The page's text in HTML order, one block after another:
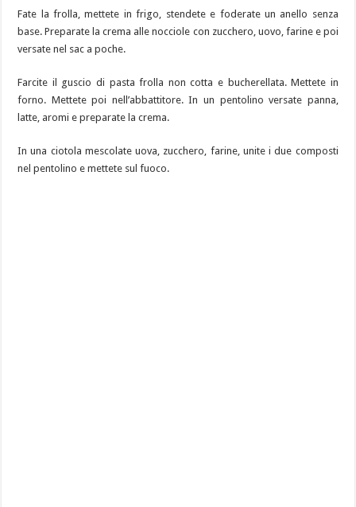
Fate la frolla, mettete in frigo, stendete e foderate un anello senza
base. Preparate la crema alle nocciole con zucchero, uovo, farine e poi
versate nel sac a poche.
Farcite il guscio di pasta frolla non cotta e bucherellata. Mettete in
forno. Mettete poi nell’abbattitore. In un pentolino versate panna,
latte, aromi e preparate la crema.
In una ciotola mescolate uova, zucchero, farine, unite i due composti
nel pentolino e mettete sul fuoco.